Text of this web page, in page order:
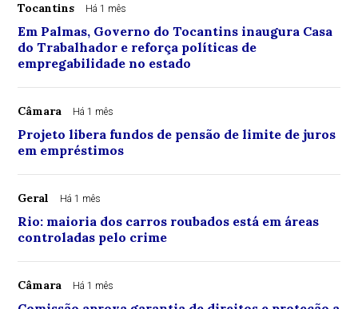
Tocantins Há 1 mês
Em Palmas, Governo do Tocantins inaugura Casa
do Trabalhador e reforça políticas de
empregabilidade no estado
Câmara Há 1 mês
Projeto libera fundos de pensão de limite de juros
em empréstimos
Geral Há 1 mês
Rio: maioria dos carros roubados está em áreas
controladas pelo crime
Câmara Há 1 mês